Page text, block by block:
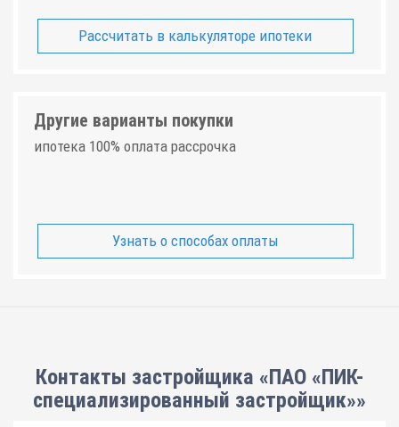
Рассчитать в калькуляторе ипотеки
Другие варианты покупки
ипотека 100% оплата рассрочка
Узнать о способах оплаты
Контакты застройщика «ПАО «ПИК-
специализированный застройщик»»